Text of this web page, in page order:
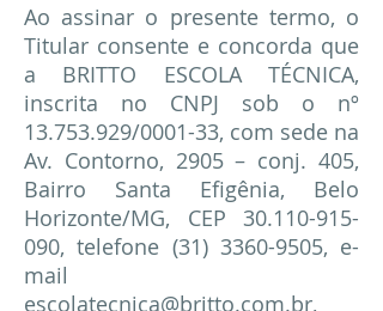
Ao assinar o presente termo, o
Titular consente e concorda que
a BRITTO ESCOLA TÉCNICA,
inscrita no CNPJ sob o nº
13.753.929/0001-33, com sede na
Av. Contorno, 2905 – conj. 405,
Bairro Santa Efigênia, Belo
Horizonte/MG, CEP 30.110-915-
090, telefone (31) 3360-9505, e-
mail
escolatecnica@britto.com.br,